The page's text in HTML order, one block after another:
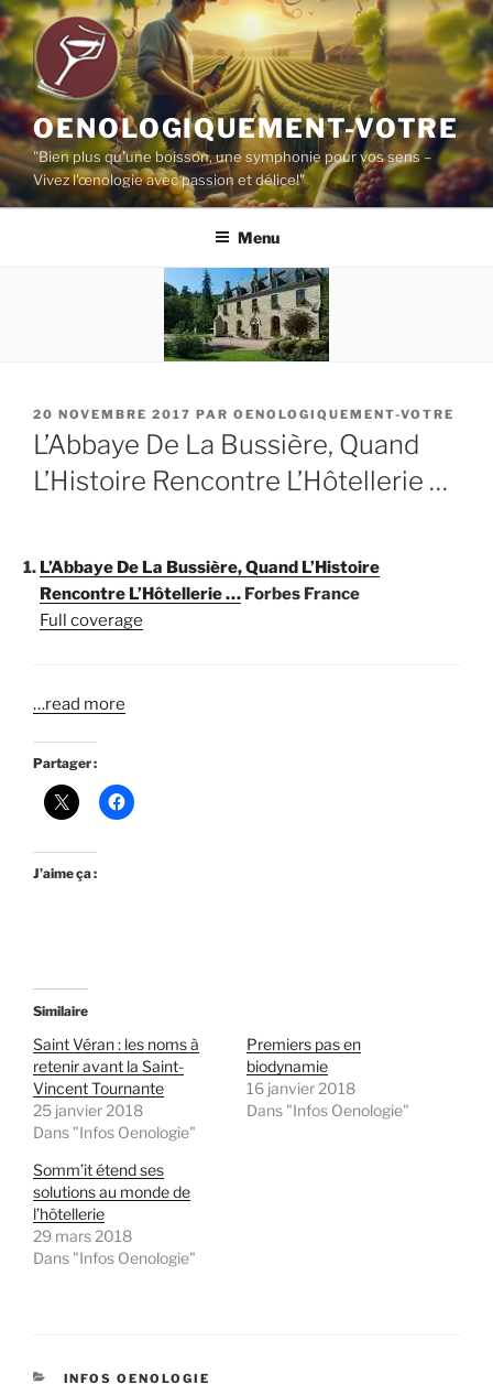
Aller
au
contenu
principal
OENOLOGIQUEMENT-VOTRE
"Bien plus qu'une boisson, une symphonie pour vos sens –
Vivez l'œnologie avec passion et délice!"
Menu
PUBLIÉ
LE
20 NOVEMBRE 2017 PAR OENOLOGIQUEMENT-VOTRE
L’Abbaye De La Bussière, Quand
L’Histoire Rencontre L’Hôtellerie …
L’Abbaye De La Bussière, Quand L’Histoire
Rencontre L’Hôtellerie … Forbes France
Full coverage
…read more
Partager :
J’aime ça :
Similaire
Saint Véran : les noms à
retenir avant la Saint-
Vincent Tournante
25 janvier 2018
Dans "Infos Oenologie"
Premiers pas en
biodynamie
16 janvier 2018
Dans "Infos Oenologie"
Somm’it étend ses
solutions au monde de
l’hôtellerie
29 mars 2018
Dans "Infos Oenologie"
CATÉGORIES
INFOS OENOLOGIE